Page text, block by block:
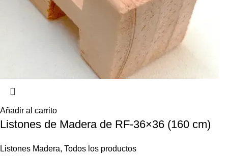
Añadir al carrito
Listones de Madera de RF-36×36 (160 cm)
Listones Madera, Todos los productos